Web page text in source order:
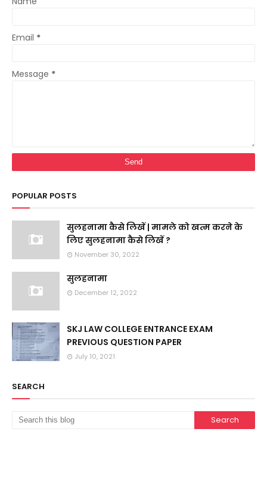
Email *
Message *
POPULAR POSTS
सुलहनामा कैसे लिखें | मामले को खत्म करने के
लिए सुलहनामा कैसे लिखें ?
November 30, 2022
सुलहनामा
December 12, 2022
SKJ LAW COLLEGE ENTRANCE EXAM
PREVIOUS QUESTION PAPER
July 10, 2021
SEARCH